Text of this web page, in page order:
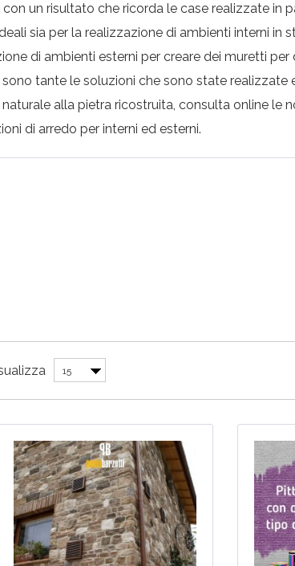
un risultato che ricorda le case realizzate in
sia per la realizzazione di ambienti interni in
di ambienti esterni per creare dei muretti per
sono tante le soluzioni che sono state realizzate
alla pietra ricostruita, consulta online le
di arredo per interni ed esterni.
15